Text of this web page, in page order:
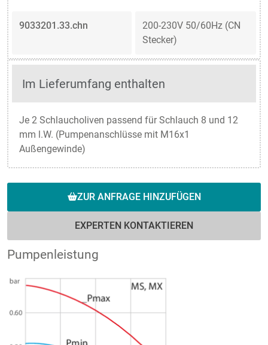
9033201.33.chn
200-230V 50/60Hz (CN
Stecker)
Im Lieferumfang enthalten
Je 2 Schlaucholiven passend für Schlauch 8 und 12
mm l.W. (Pumpenanschlüsse mit M16x1
Außengewinde)
ZUR ANFRAGE HINZUFÜGEN
EXPERTEN KONTAKTIEREN
Pumpenleistung